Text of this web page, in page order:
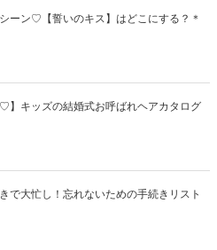
ーン♡【誓いのキス】はどこにする？＊
♡】キッズの結婚式お呼ばれヘアカタログ
で大忙し！忘れないための手続きリスト